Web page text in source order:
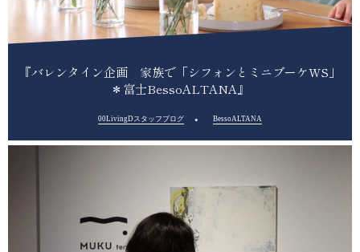
『バレンタイン企画 家族で「シフォンとミニブーケWS」
＊富士BessoALTANA』
00LivingDスタッフブログ BessoALTANA